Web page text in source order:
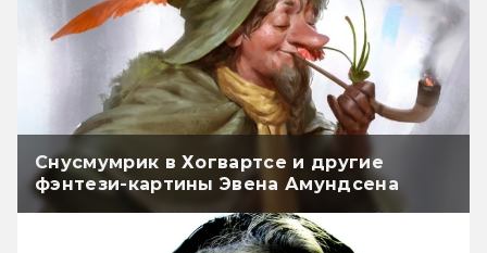
Снусмумрик в Хогвартсе и другие
фэнтези-картины Эвена Амундсена